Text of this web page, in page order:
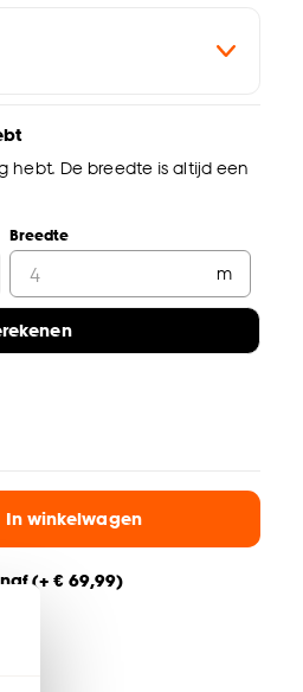
hebt. De breedte is altijd een
Breedte
m
In winkelwagen
(+ € 69,99)